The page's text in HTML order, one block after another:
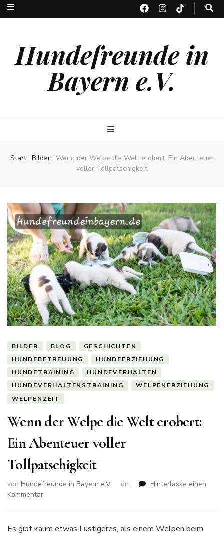
Hundefreunde in
Bayern e.V.
Start | Bilder | Wenn der Welpe die Welt erobert: Ein Abenteuer
voller Tollpatschigkeit
BILDER BLOG
GESCHICHTEN
HUNDEBETREUUNG
HUNDEERZIEHUNG
HUNDETRAINING
HUNDEVERHALTEN
HUNDEVERHALTENSTRAINING
WELPENERZIEHUNG
WELPENZEIT
Wenn der Welpe die Welt erobert:
Ein Abenteuer voller
Tollpatschigkeit
von Hundefreunde in Bayern e.V. on
Hinterlasse einen
Kommentarzu
Welpe
Es gibt kaum etwas Lustigeres, als einem Welpen beim